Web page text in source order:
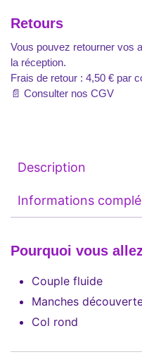
Retours
Vous pouvez retourner vos
la réception.
Frais de retour : 4,50 € par
📄 Consulter nos CGV
Description
Informations
Pourquoi vous
Couple fluide
Manches
Col rond